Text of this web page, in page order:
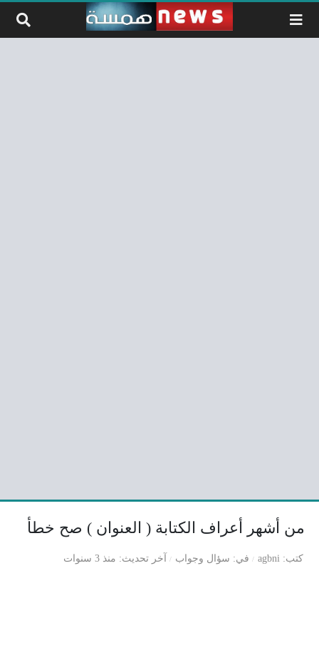
التخطي إلى المحتوى
من أشهر أعراف الكتابة ( العنوان ) صح خطأ
كتب agbni في سؤال وجواب آخر تحديث منذ 3 سنوات